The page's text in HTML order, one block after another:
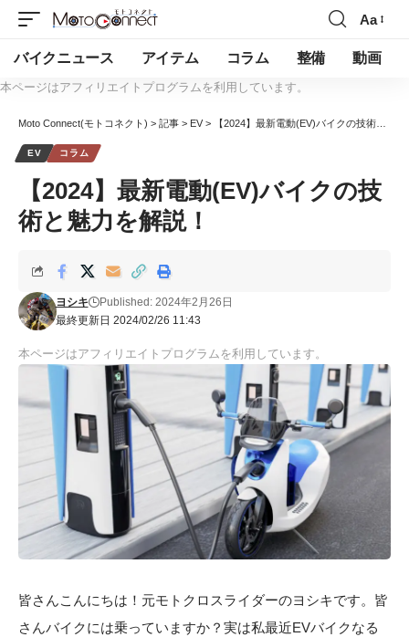
Aa
バイクニュース アイテム コラム 整備 動画
本ページはアフィリエイトプログラムを利用しています。
Moto Connect(モトコネクト) > 記事 > EV > 【2024】最新電動(EV)バイクの技術と魅力を解説！
EV コラム
【2024】最新電動(EV)バイクの技
術と魅力を解説！
最終更新日 2024/02/26 11:43
ヨシキ Published: 2024年2月26日
本ページはアフィリエイトプログラムを利用しています。
皆さんこんにちは！元モトクロスライダーのヨシキです。皆
さんバイクには乗っていますか？実は私最近EVバイクなる